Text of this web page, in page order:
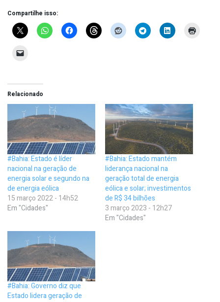
Compartilhe isso:
Relacionado
#Bahia: Estado é líder
nacional na geração de
energia solar e segundo na
de energia eólica
15 março 2022 - 14h52
Em "Cidades"
#Bahia: Estado mantém
liderança nacional na
geração total de energia
eólica e solar; investimentos
de R$ 34 bilhões
3 março 2023 - 12h27
Em "Cidades"
#Bahia: Governo diz que
Estado lidera geração de